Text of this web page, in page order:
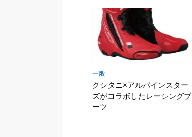
一般
クシタニ×アルパインスター
ズがコラボしたレーシングブ
ーツ